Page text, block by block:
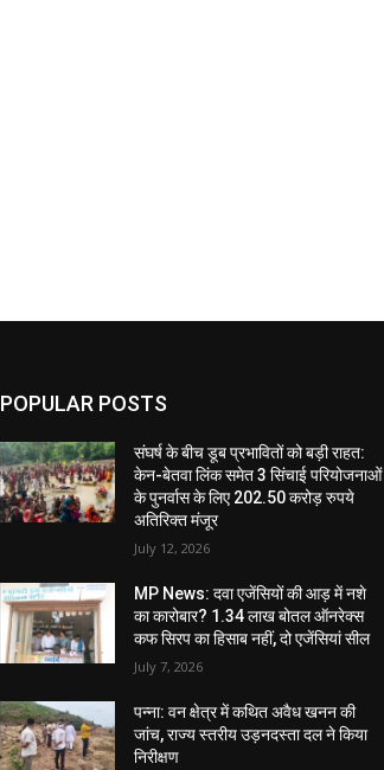
POPULAR POSTS
संघर्ष के बीच डूब प्रभावितों को बड़ी राहत:
केन-बेतवा लिंक समेत 3 सिंचाई परियोजनाओं
के पुनर्वास के लिए 202.50 करोड़ रुपये
अतिरिक्त मंजूर
July 12, 2026
MP News: दवा एजेंसियों की आड़ में नशे
का कारोबार? 1.34 लाख बोतल ऑनरेक्स
कफ सिरप का हिसाब नहीं, दो एजेंसियां सील
July 7, 2026
पन्ना: वन क्षेत्र में कथित अवैध खनन की
जांच, राज्य स्तरीय उड़नदस्ता दल ने किया
निरीक्षण